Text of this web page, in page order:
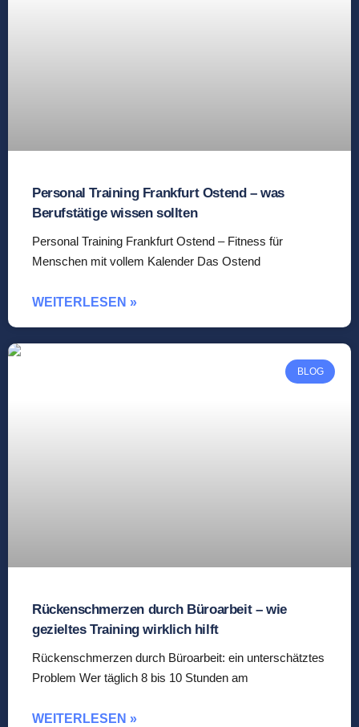
Personal Training Frankfurt Ostend – was
Berufstätige wissen sollten
Personal Training Frankfurt Ostend – Fitness für
Menschen mit vollem Kalender Das Ostend
WEITERLESEN »
BLOG
Rückenschmerzen durch Büroarbeit – wie
gezieltes Training wirklich hilft
Rückenschmerzen durch Büroarbeit: ein unterschätztes
Problem Wer täglich 8 bis 10 Stunden am
WEITERLESEN »